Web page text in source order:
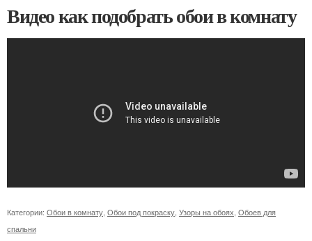
Видео как подобрать обои в комнату
Категории: Обои в комнату Обои под покраску Узоры на обоях Обоев для
спальни